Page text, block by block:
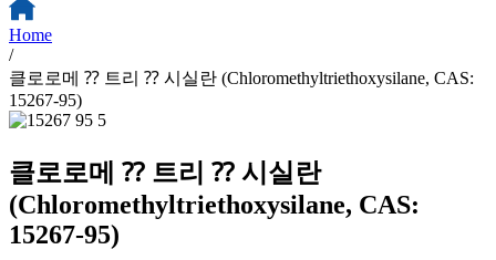
Home
/
클로로메 ⁇ 트리 ⁇ 시실란 (Chloromethyltriethoxysilane, CAS:
15267-95)
클로로메 ⁇ 트리 ⁇ 시실란
(Chloromethyltriethoxysilane, CAS:
15267-95)